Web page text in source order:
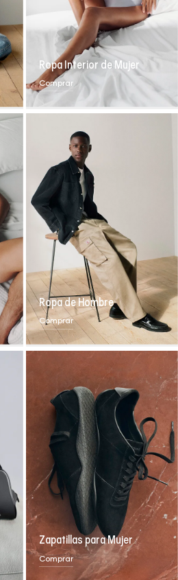
Ropa Interior de Mujer
Comprar
Ropa de Hombre
Comprar
Zapatillas para Mujer
Comprar